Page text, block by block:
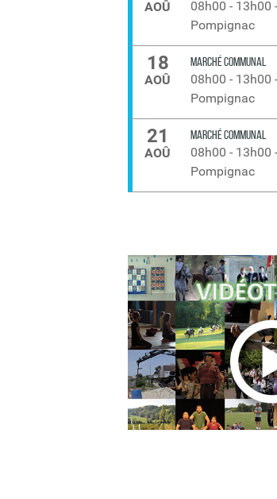
AOÛ 08h00 - 13h00 -
Pompignac
18
AOÛ
MARCHÉ COMMUNAL
08h00 - 13h00 -
Pompignac
21
AOÛ
MARCHÉ COMMUNAL
08h00 - 13h00 -
Pompignac